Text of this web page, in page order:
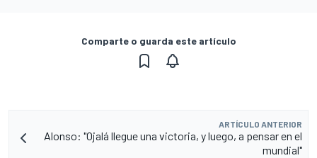
Comparte o guarda este artículo
ARTÍCULO ANTERIOR
Alonso: "Ojalá llegue una victoria, y luego, a pensar en el
mundial"